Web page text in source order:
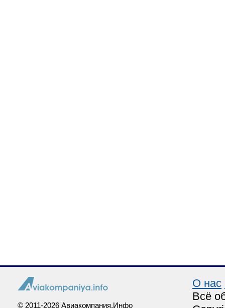
© 2011-2026 Авиакомпания.Инфо
О нас
Всё